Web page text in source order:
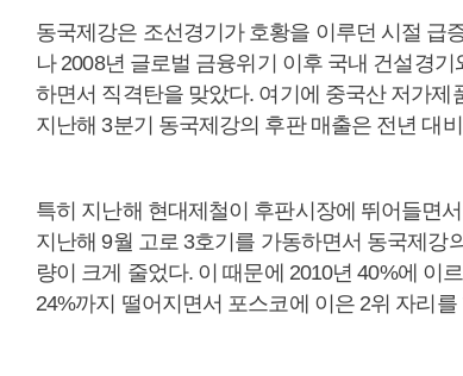
동국제강은 조선경기가 호황을 이루던 시절 급
나 2008년 글로벌 금융위기 이후 국내 건설경
하면서 직격탄을 맞았다. 여기에 중국산 저가
지난해 3분기 동국제강의 후판 매출은 전년 대
특히 지난해 현대제철이 후판시장에 뛰어들면
지난해 9월 고로 3호기를 가동하면서 동국제강
량이 크게 줄었다. 이 때문에 2010년 40%에 이
24%까지 떨어지면서 포스코에 이은 2위 자리